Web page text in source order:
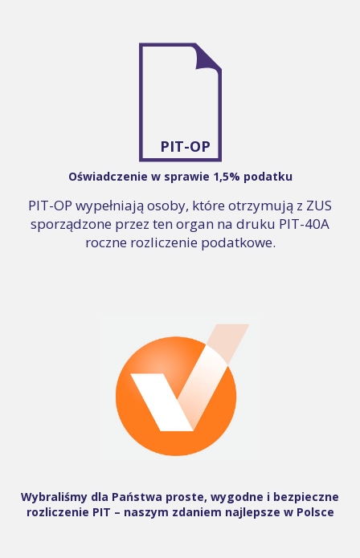
PIT-OP
Oświadczenie w sprawie 1,5% podatku
PIT-OP wypełniają osoby, które otrzymują z ZUS
sporządzone przez ten organ na druku PIT-40A
roczne rozliczenie podatkowe.
Wybraliśmy dla Państwa proste, wygodne i bezpieczne
rozliczenie PIT – naszym zdaniem najlepsze w Polsce